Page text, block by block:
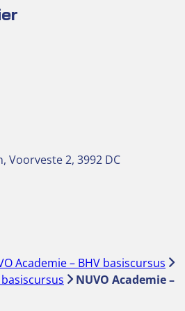
Voorveste 2, 3992 DC
Academie – BHV basiscursus
basiscursus
NUVO Academie –